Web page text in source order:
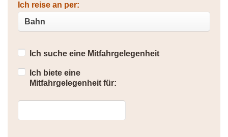
Ich reise an per:
Ich suche eine Mitfahrgelegenheit
Ich biete eine
Mitfahrgelegenheit für: